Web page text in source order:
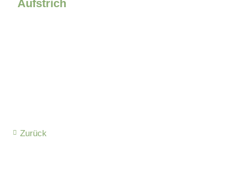
Aufstrich
Zurück